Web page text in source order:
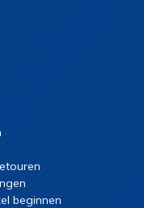
beginnen